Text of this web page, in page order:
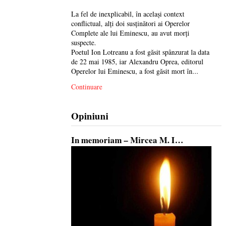
La fel de inexplicabil, în același context
conflictual, alți doi susținători ai Operelor
Complete ale lui Eminescu, au avut morți
suspecte.
Poetul Ion Lotreanu a fost găsit spânzurat la data
de 22 mai 1985, iar Alexandru Oprea, editorul
Operelor lui Eminescu, a fost găsit mort în...
Continuare
Opiniuni
In memoriam – Mircea M. I…